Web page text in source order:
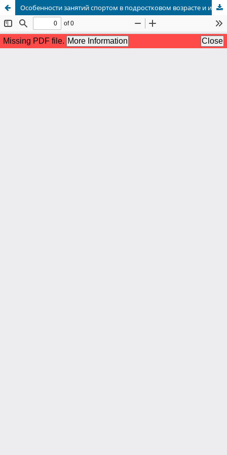
Особенности занятий спортом в подростковом возрасте и их влияние на школьную успеваемость учеников